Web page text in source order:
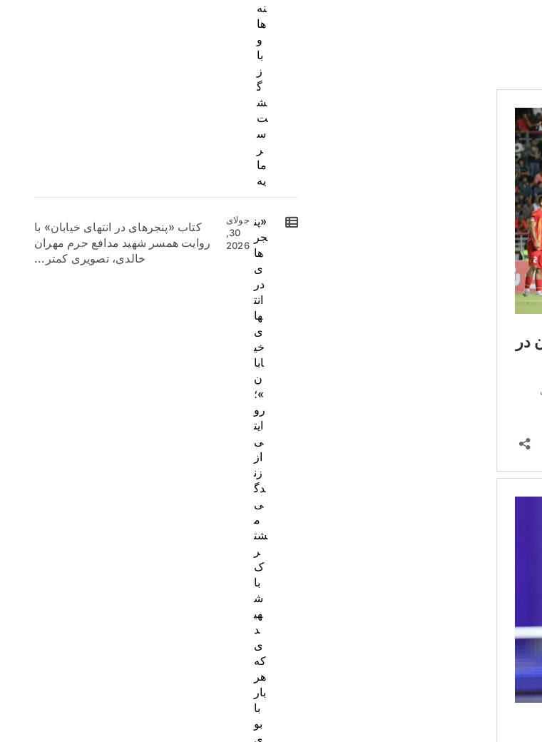
نه‌
ها
و
با
ز
گ
ش
ت
س
ر
ما
یه
«پن
جر
ها
ی
در
انت
ها
ی
خی
ابا
ن
»؛
رو
ایت
ی
از
زن
دگ
ی
م
شت
ر
ک
با
ش
هی
د
ی
که
هر
بار
با
بو
ی
جولای
30,
2026
کتاب «پنجرهای در انتهای خیابان» با
روایت همسر شهید مدافع حرم مهران
خالدی، تصویری کمتر...